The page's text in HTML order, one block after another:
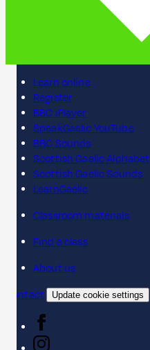
Learn online
Register
BBC iPlayer
SpeakGaelic YouTube
BBC Sounds
Scottish Gaelic Alphabet
Scottish Gaelic Sounds
LearnGaelic
Classroom materials
Find a class
About us
Contact
Update cookie settings